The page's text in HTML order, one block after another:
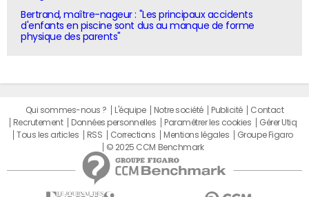
Bertrand, maître-nageur : "Les principaux accidents
d'enfants en piscine sont dus au manque de forme
physique des parents"
Qui sommes-nous ? L'équipe Notre société Publicité
Contact
Recrutement
Données personnelles Paramétrer les cookies
Gérer Utiq
Tous les articles
RSS Corrections Mentions légales
Groupe Figaro
© 2025 CCM Benchmark